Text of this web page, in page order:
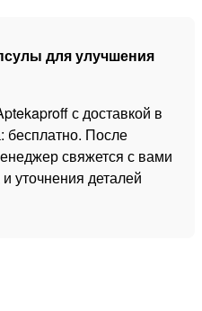
для улучшения
с доставкой в
бесплатно. После
свяжется с вами
уточнения деталей